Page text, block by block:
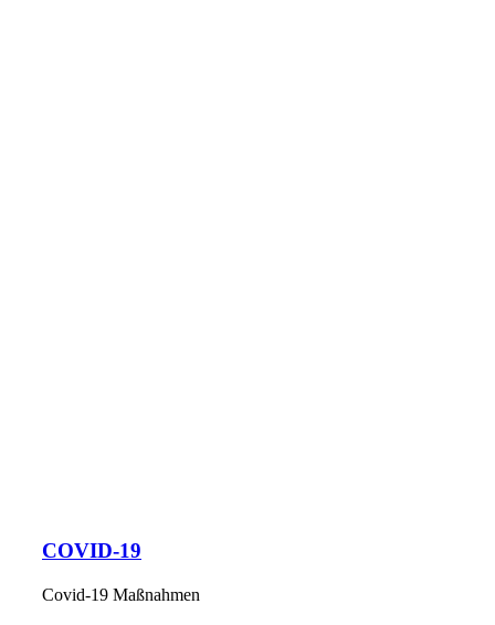
COVID-19
Covid-19 Maßnahmen